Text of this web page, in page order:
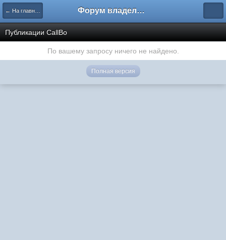
← На главную Форум владельцев интернет-магазинов
Публикации CallBo
По вашему запросу ничего не найдено.
Полная версия